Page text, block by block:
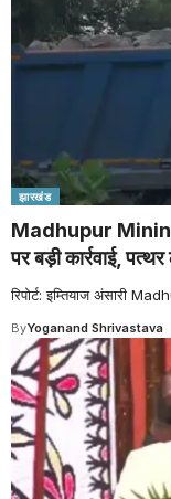
झारखंड
Madhupur
पर बड़ी कार्रवाई,
रिपोर्ट: इम्तियाज अंसारी
ByYoganand Shrivastava